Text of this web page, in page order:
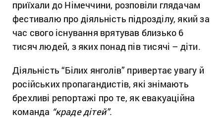
приїхали до Німеччини, розповіли глядачам
фестивалю про діяльність підрозділу, який за
час свого існування врятував близько 6
тисяч людей, з яких понад пів тисячі – діти.
Діяльність “Білих янголів” привертає увагу й
російських пропагандистів, які знімають
брехливі репортажі про те, як евакуаційна
команда “краде дітей”.